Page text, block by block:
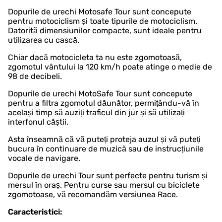
Dopurile de urechi Motosafe Tour sunt concepute
pentru motociclism și toate tipurile de motociclism.
Datorită dimensiunilor compacte, sunt ideale pentru
utilizarea cu cască.
Chiar dacă motocicleta ta nu este zgomotoasă,
zgomotul vântului la 120 km/h poate atinge o medie de
98 de decibeli.
Dopurile de urechi MotoSafe Tour sunt concepute
pentru a filtra zgomotul dăunător, permițându-vă în
același timp să auziți traficul din jur și să utilizați
interfonul căștii.
Asta înseamnă că vă puteți proteja auzul și vă puteți
bucura în continuare de muzică sau de instrucțiunile
vocale de navigare.
Dopurile de urechi Tour sunt perfecte pentru turism și
mersul în oraș. Pentru curse sau mersul cu biciclete
zgomotoase, vă recomandăm versiunea Race.
Caracteristici: